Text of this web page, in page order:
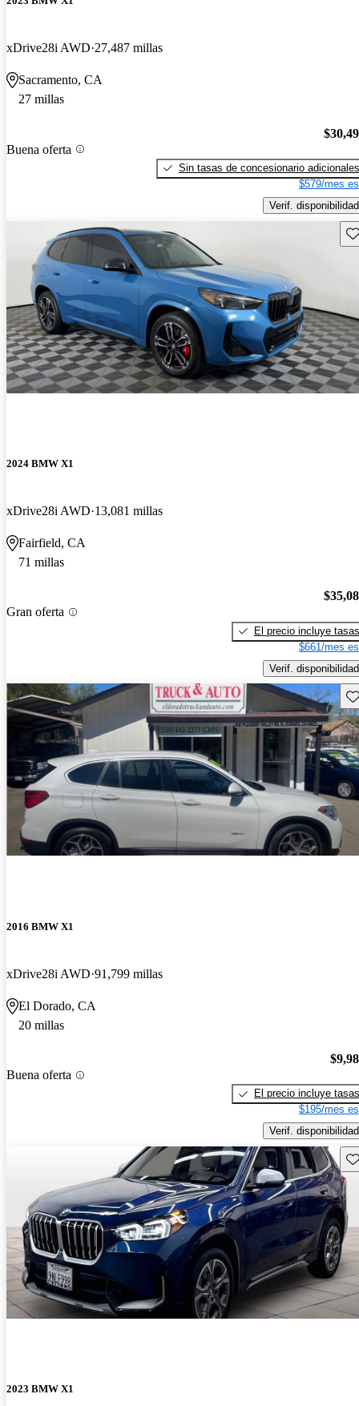
xDrive28i AWD 27,487 millas
Sacramento, CA
27 millas
Buena oferta
Sin tasas de concesionario adicionales
$579/mes
Verif. disponibilidad
2024 BMW X1
xDrive28i AWD 13,081 millas
Fairfield, CA
71 millas
Gran oferta
El precio incluye tasas
$661/mes
Verif. disponibilidad
2016 BMW X1
xDrive28i AWD 91,799 millas
El Dorado, CA
20 millas
Buena oferta
El precio incluye tasas
$195/mes
Verif. disponibilidad
2023 BMW X1